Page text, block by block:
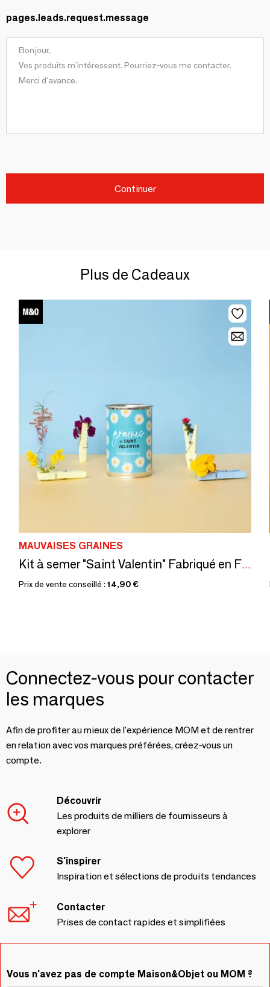
pages.leads.request.message
Continuer
Plus de Cadeaux
MAUVAISES GRAINES
Kit à semer "Saint Valentin" Fabriqué en France
Prix de vente conseillé : 14,90 €
Connectez-vous pour contacter
les marques
Afin de profiter au mieux de l'expérience MOM et de rentrer
en relation avec vos marques préférées, créez-vous un
compte.
Découvrir
Les produits de milliers de fournisseurs à
explorer
S'inspirer
Inspiration et sélections de produits tendances
Contacter
Prises de contact rapides et simplifiées
Vous n'avez pas de compte Maison&Objet ou MOM ?